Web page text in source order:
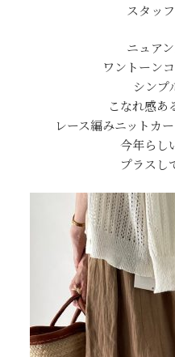
スタッ
ニュア
ワントーン
シンプ
こなれ感あ
レース編みニットカ
今年らし
プラスし